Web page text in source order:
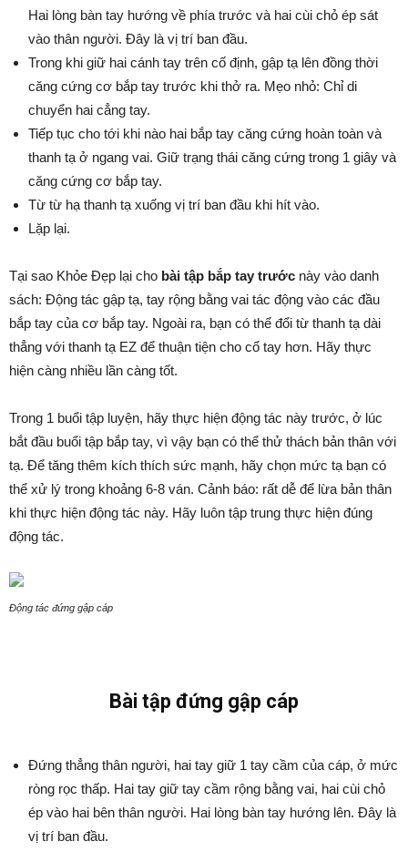
Hai lòng bàn tay hướng về phía trước và hai cùi chỏ ép sát
vào thân người. Đây là vị trí ban đầu.
Trong khi giữ hai cánh tay trên cố định, gập tạ lên đồng thời
căng cứng cơ bắp tay trước khi thở ra. Mẹo nhỏ: Chỉ di
chuyển hai cẳng tay.
Tiếp tục cho tới khi nào hai bắp tay căng cứng hoàn toàn và
thanh tạ ở ngang vai. Giữ trạng thái căng cứng trong 1 giây và
căng cứng cơ bắp tay.
Từ từ hạ thanh tạ xuống vị trí ban đầu khi hít vào.
Lặp lại.
Tại sao Khỏe Đẹp lại cho bài tập bắp tay trước này vào danh
sách: Động tác gập tạ, tay rộng bằng vai tác động vào các đầu
bắp tay của cơ bắp tay. Ngoài ra, bạn có thể đổi từ thanh tạ dài
thẳng với thanh tạ EZ để thuận tiện cho cổ tay hơn. Hãy thực
hiện càng nhiều lần càng tốt.
Trong 1 buổi tập luyện, hãy thực hiện động tác này trước, ở lúc
bắt đầu buổi tập bắp tay, vì vậy bạn có thể thử thách bản thân với
tạ. Để tăng thêm kích thích sức mạnh, hãy chọn mức tạ bạn có
thể xử lý trong khoảng 6-8 ván. Cảnh báo: rất dễ để lừa bản thân
khi thực hiện động tác này. Hãy luôn tập trung thực hiện đúng
động tác.
Động tác đứng gập cáp
Bài tập đứng gập cáp
Đứng thẳng thân người, hai tay giữ 1 tay cầm của cáp, ở mức
ròng rọc thấp. Hai tay giữ tay cầm rộng bằng vai, hai cùi chỏ
ép vào hai bên thân người. Hai lòng bàn tay hướng lên. Đây là
vị trí ban đầu.